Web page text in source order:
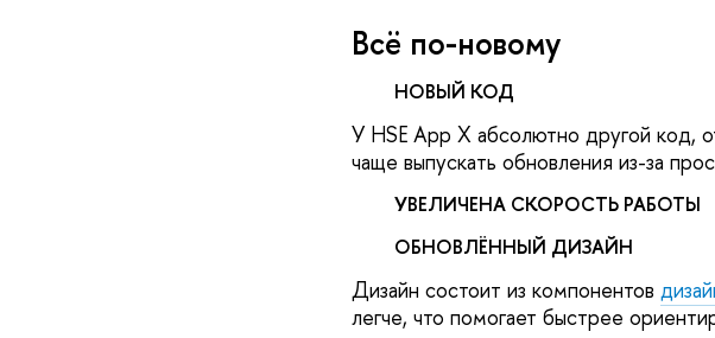
Всё по-новому
НОВЫЙ КОД
У HSE App X абсолютно другой код,
чаще выпускать обновления из-за
УВЕЛИЧЕНА СКОРОСТЬ РАБОТЫ
ОБНОВЛЁННЫЙ ДИЗАЙН
Дизайн состоит из компонентов
легче, что помогает быстрее